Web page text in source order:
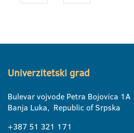
Univerzitetski grad
Bulevar vojvode Petra Bojovica 1A
Banja Luka, Republic of Srpska
+387 51 321 171